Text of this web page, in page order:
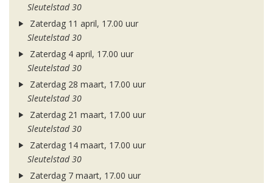
Sleutelstad 30
Zaterdag 11 april, 17.00 uur
Sleutelstad 30
Zaterdag 4 april, 17.00 uur
Sleutelstad 30
Zaterdag 28 maart, 17.00 uur
Sleutelstad 30
Zaterdag 21 maart, 17.00 uur
Sleutelstad 30
Zaterdag 14 maart, 17.00 uur
Sleutelstad 30
Zaterdag 7 maart, 17.00 uur